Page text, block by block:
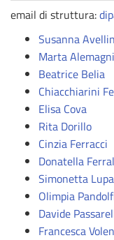
email di struttura:
Susanna
Marta
Beatrice Belia
Chiacchiarini
Elisa Cova
Rita Dorillo
Cinzia Ferracci
Donatella
Simonetta
Olimpia
Davide
Francesca